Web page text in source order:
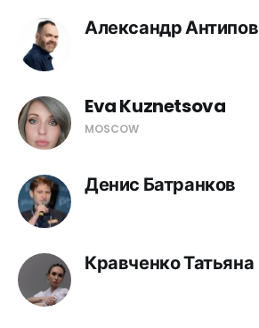
Александр Антипов
Eva Kuznetsova
MOSCOW
Денис Батранков
Кравченко Татьяна